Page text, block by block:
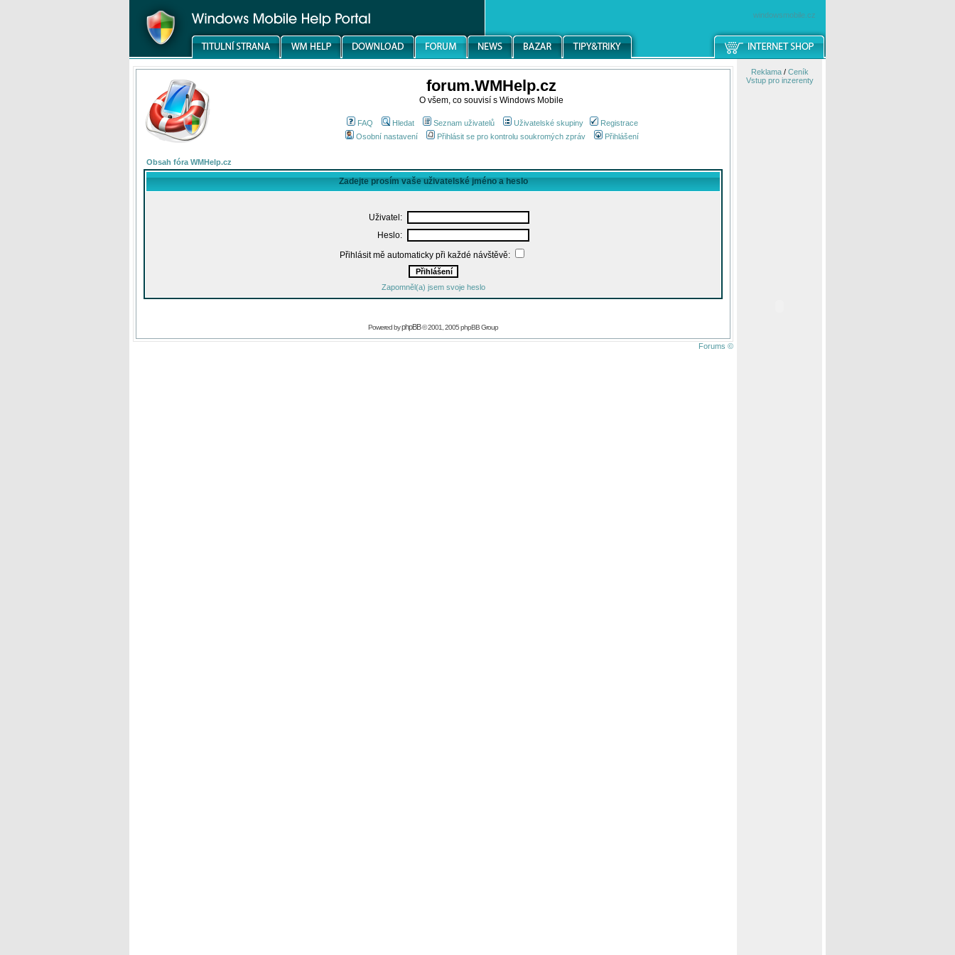
windowsmobile.cz
forum.WMHelp.cz
O všem, co souvisí s Windows Mobile
FAQ Hledat Seznam uživatelů Uživatelské skupiny
Registrace
Osobní nastavení
Přihlásit se pro kontrolu soukromých zpráv Přihlášení
Obsah fóra WMHelp.cz
Zadejte prosím vaše uživatelské jméno a heslo
Uživatel:
Heslo:
Přihlásit mě automaticky při každé návštěvě:
Zapomněl(a) jsem svoje heslo
Powered byphpBB© 2001, 2005 phpBB Group
Forums ©
Reklama/ Ceník
Vstup pro inzerenty